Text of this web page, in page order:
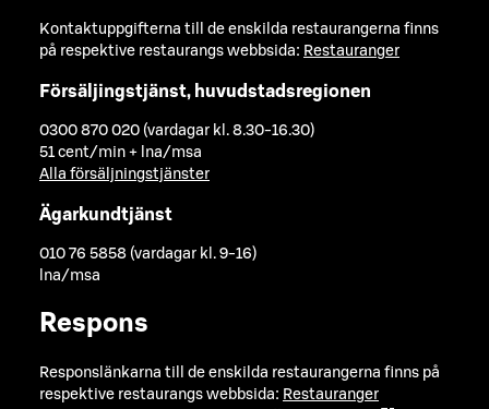
Kontaktuppgifterna till de enskilda restaurangerna finns
på respektive restaurangs webbsida: Restauranger
Försäljingstjänst, huvudstadsregionen
0300 870 020 (vardagar kl. 8.30-16.30)
51 cent/min + lna/msa
Alla försäljningstjänster
Ägarkundtjänst
010 76 5858 (vardagar kl. 9-16)
lna/msa
Respons
Responslänkarna till de enskilda restaurangerna finns på
respektive restaurangs webbsida: Restauranger